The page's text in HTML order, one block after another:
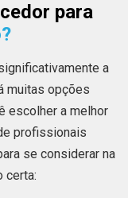
para
a
muitas opções
escolher a melhor
profissionais
se considerar na
certa: